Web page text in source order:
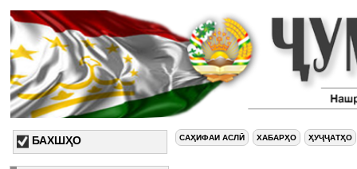
БАХШҲО САҲИФАИ АСЛӢ ХАБАРҲО ҲУҶҶАТҲО